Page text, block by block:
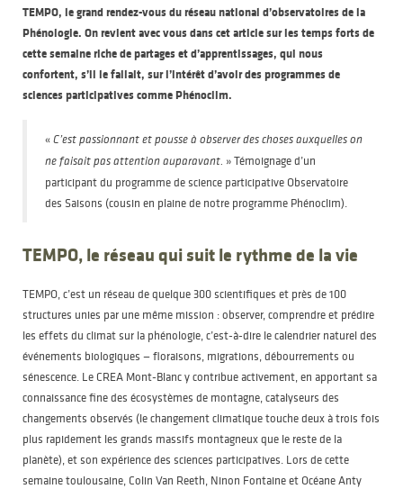
TEMPO, le grand rendez-vous du réseau national d’observatoires de la
Phénologie. On revient avec vous dans cet article sur les temps forts de
cette semaine riche de partages et d’apprentissages, qui nous
confortent, s’il le fallait, sur l’intérêt d’avoir des programmes de
sciences participatives comme Phénoclim.
«C’est passionnant et pousse à observer des choses auxquelles on
ne faisait pas attention auparavant. » Témoignage d’un
participant du programme de science participative Observatoire
des Saisons (cousin en plaine de notre programme Phénoclim).
TEMPO, le réseau qui suit le rythme de la vie
TEMPO, c’est un réseau de quelque 300 scientifiques et près de 100
structures unies par une même mission : observer, comprendre et prédire
les effets du climat sur la phénologie, c’est-à-dire le calendrier naturel des
événements biologiques — floraisons, migrations, débourrements ou
sénescence. Le CREA Mont-Blanc y contribue activement, en apportant sa
connaissance fine des écosystèmes de montagne, catalyseurs des
changements observés (le changement climatique touche deux à trois fois
plus rapidement les grands massifs montagneux que le reste de la
planète), et son expérience des sciences participatives. Lors de cette
semaine toulousaine, Colin Van Reeth, Ninon Fontaine et Océane Anty